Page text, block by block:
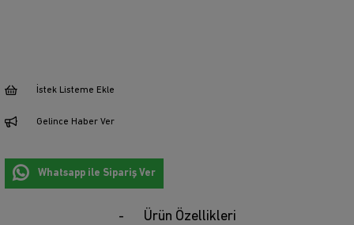
İstek Listeme Ekle
Gelince Haber Ver
Whatsapp ile Sipariş Ver
Ürün Özellikleri